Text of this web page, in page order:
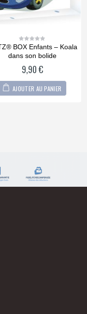
0
of
BOX Enfants – Koala
dans son bolide
9,90€
AJOUTER AU PANIER